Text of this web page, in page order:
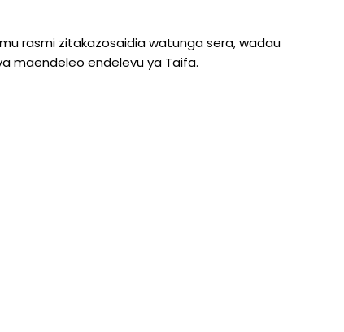
rasmi zitakazosaidia watunga sera, wadau
maendeleo endelevu ya Taifa.